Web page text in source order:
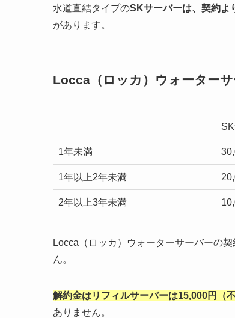
水道直結タイプのSKサーバーは、契約よ
があります。
Locca（ロッカ）ウォーターサ
1年未満
1年以上2年未満
2年以上3年未満
Locca（ロッカ）ウォーターサーバーの
ん。
解約金はリフィルサーバーは15,000円（不
ありません。